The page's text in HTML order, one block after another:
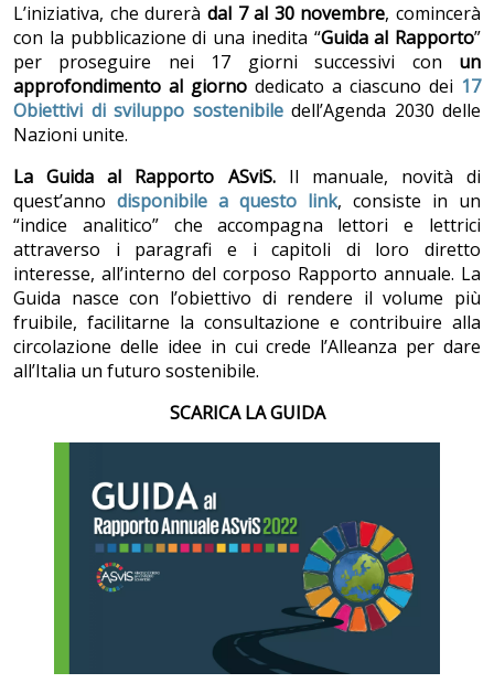
L’iniziativa, che durerà dal 7 al 30 novembre, comincerà
con la pubblicazione di una inedita “Guida al Rapporto”
per proseguire nei 17 giorni successivi con un
approfondimento al giorno dedicato a ciascuno dei 17
Obiettivi di sviluppo sostenibiledell’Agenda 2030 delle
Nazioni unite.
La Guida al Rapporto ASviS. Il manuale, novità di
quest’anno disponibile a questo link, consiste in un
“indice analitico” che accompagna lettori e lettrici
attraverso i paragrafi e i capitoli di loro diretto
interesse, all’interno del corposo Rapporto annuale. La
Guida nasce con l’obiettivo di rendere il volume più
fruibile, facilitarne la consultazione e contribuire alla
circolazione delle idee in cui crede l’Alleanza per dare
all’Italia un futuro sostenibile.
SCARICA LA GUIDA